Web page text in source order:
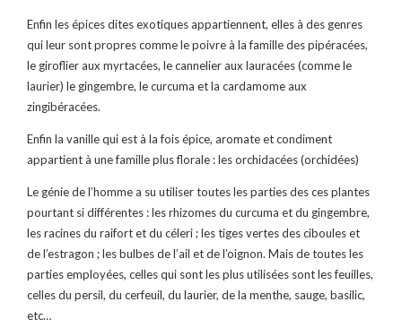
Enfin les épices dites exotiques appartiennent, elles à des genres
qui leur sont propres comme le poivre à la famille des pipéracées,
le giroflier aux myrtacées, le cannelier aux lauracées (comme le
laurier) le gingembre, le curcuma et la cardamome aux
zingibéracées.
Enfin la vanille qui est à la fois épice, aromate et condiment
appartient à une famille plus florale : les orchidacées (orchidées)
Le génie de l’homme a su utiliser toutes les parties des ces plantes
pourtant si différentes : les rhizomes du curcuma et du gingembre,
les racines du raifort et du céleri ; les tiges vertes des ciboules et
de l’estragon ; les bulbes de l’ail et de l’oignon. Mais de toutes les
parties employées, celles qui sont les plus utilisées sont les feuilles,
celles du persil, du cerfeuil, du laurier, de la menthe, sauge, basilic,
etc…